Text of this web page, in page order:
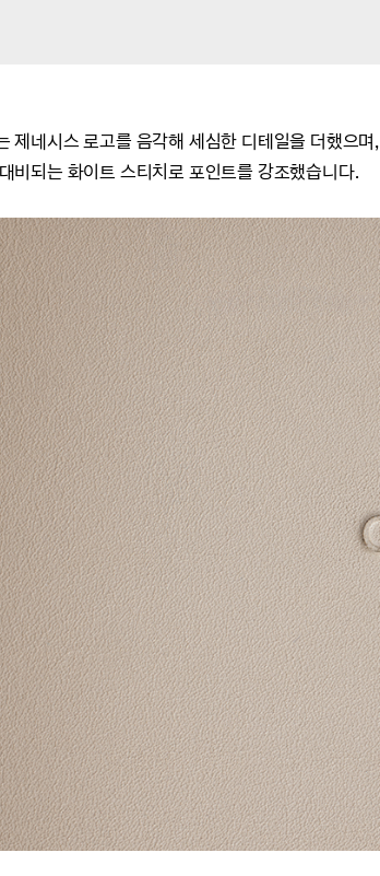
제네시스 로고를 음각해 세심한 디테일을 더했으며,
비되는 화이트 스티치로 포인트를 강조했습니다.